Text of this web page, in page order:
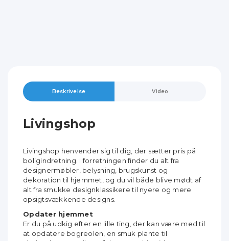
Beskrivelse Video
Livingshop
Livingshop henvender sig til dig, der sætter pris på
boligindretning. I forretningen finder du alt fra
designermøbler, belysning, brugskunst og
dekoration til hjemmet, og du vil både blive mødt af
alt fra smukke designklassikere til nyere og mere
opsigtsvækkende designs.
Opdater hjemmet
Er du på udkig efter en lille ting, der kan være med til
at opdatere bogreolen, en smuk plante til